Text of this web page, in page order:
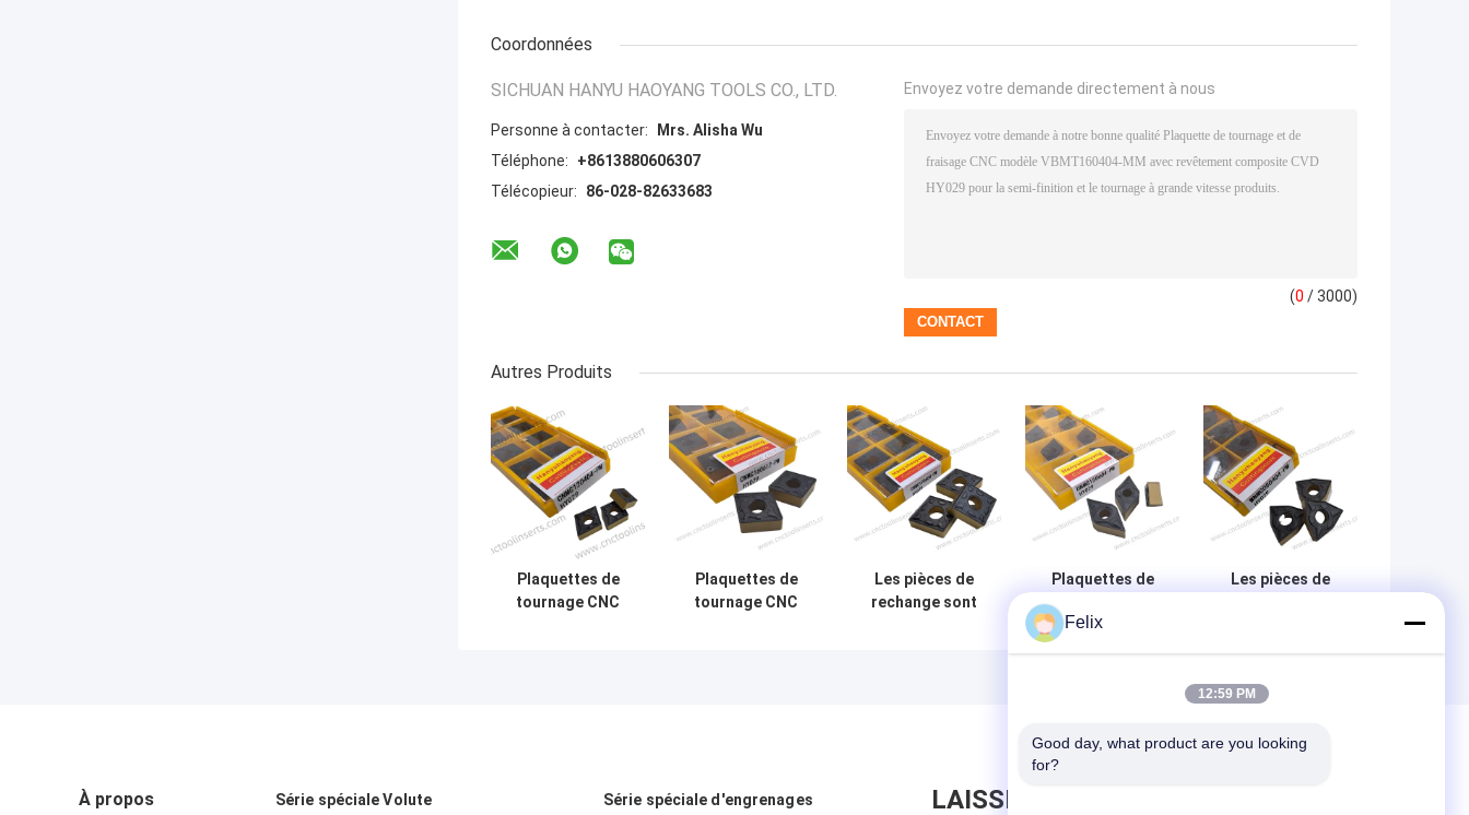
Coordonnées
SICHUAN HANYU HAOYANG TOOLS CO., LTD.
Personne à contacter:
Mrs. Alisha Wu
Téléphone:
+8613880606307
Télécopieur:
86-028-82633683
Envoyez votre demande directement à nous
(0 / 3000)
Autres Produits
Plaquettes de
tournage CNC
Plaquettes de
tournage CNC
Les pièces de
rechange sont
Plaquettes de
tournage CNC
Wc-Co
Revêtement CVD
Les pièces de
rechange.
À propos Série spéciale Volute Série spéciale d'engrenages LAISSEZ UN MESSAGE
Felix
12:59 PM
Good day, what product are you looking
for?